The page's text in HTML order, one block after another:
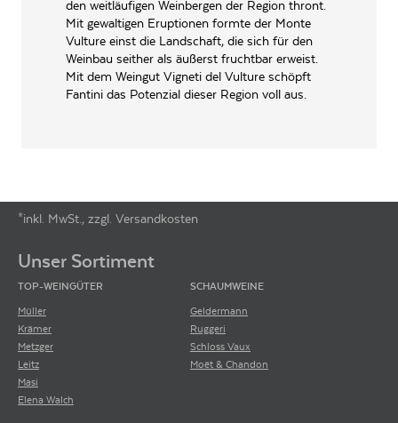
WEINTYPGESCHMACK
8019873924216
ARTIKELNUMMER 860561
den weitläufigen Weinbergen der Region thront.
Mit gewaltigen Eruptionen formte der Monte
Vulture einst die Landschaft, die sich für den
Weinbau seither als äußerst fruchtbar erweist.
Mit dem Weingut Vigneti del Vulture schöpft
Fantini das Potenzial dieser Region voll aus.
*inkl. MwSt., zzgl. Versandkosten
Unser Sortiment
TOP-WEINGÜTER
Müller
Krämer
Metzger
Leitz
Masi
Elena Walch
SCHAUMWEINE
Geldermann
Ruggeri
Schloss Vaux
Moët & Chandon